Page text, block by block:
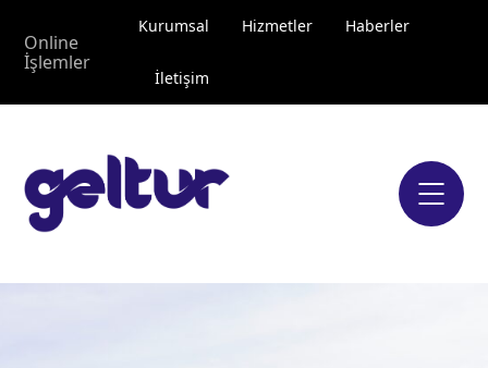
Online
İşlemler
Kurumsal Hizmetler Haberler
İletişim